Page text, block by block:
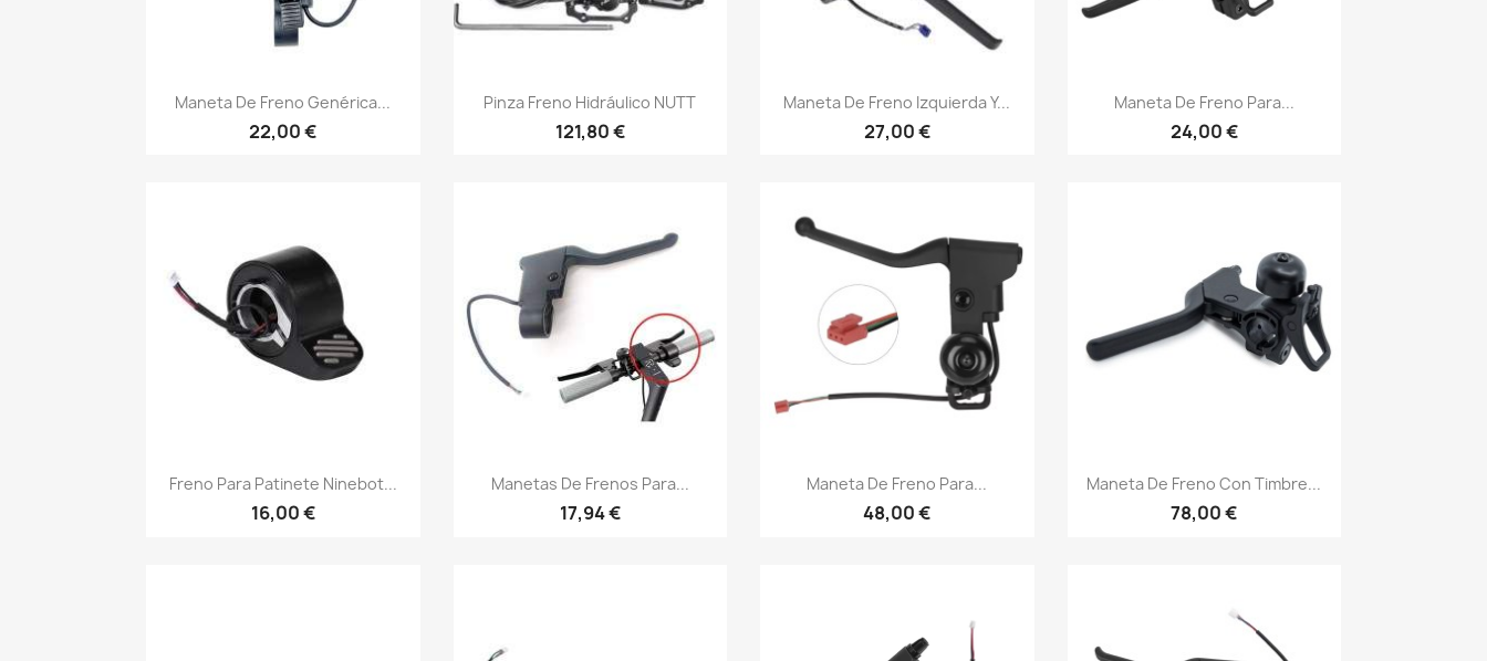
Vista rápida
Maneta De Freno Genérica...
22,00 €
Vista rápida
Pinza Freno Hidráulico NUTT
121,80 €
Vista rápida
Maneta De Freno Izquierda Y...
27,00 €
Vista rápida
Maneta De Freno Para...
24,00 €
Vista rápida
Freno Para Patinete Ninebot...
16,00 €
Vista rápida
Manetas De Frenos Para...
17,94 €
Vista rápida
Maneta De Freno Para...
48,00 €
Vista rápida
Maneta De Freno Con Timbre...
78,00 €